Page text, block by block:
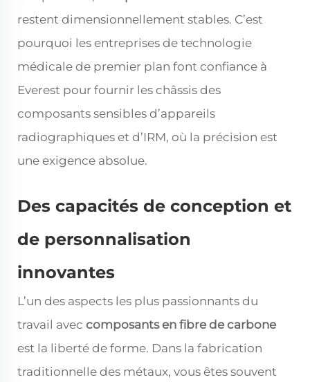
restent dimensionnellement stables. C’est
pourquoi les entreprises de technologie
médicale de premier plan font confiance à
Everest pour fournir les châssis des
composants sensibles d’appareils
radiographiques et d’IRM, où la précision est
une exigence absolue.
Des capacités de conception et
de personnalisation
innovantes
L’un des aspects les plus passionnants du
travail avec composants en fibre de carbone
est la liberté de forme. Dans la fabrication
traditionnelle des métaux, vous êtes souvent